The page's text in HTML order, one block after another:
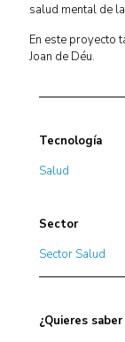
salud mental de
En este proyecto
Joan de Déu.
Tecnología
Salud
Sector
Sector Salud
¿Quieres saber